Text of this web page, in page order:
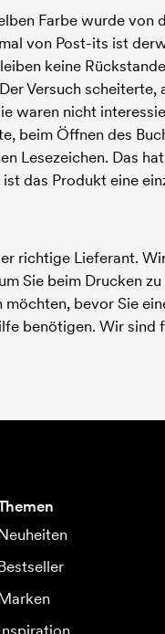
Farbe wurde von
von Post-its ist
keine
Versuch
waren nicht
beim Öffnen des
Lesezeichen. Das
das Produkt eine
richtige Lieferant.
Sie beim Drucken
bevor Sie
benötigen. Wir sind